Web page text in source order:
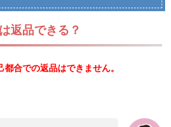
返品できる？
合での返品はできません。